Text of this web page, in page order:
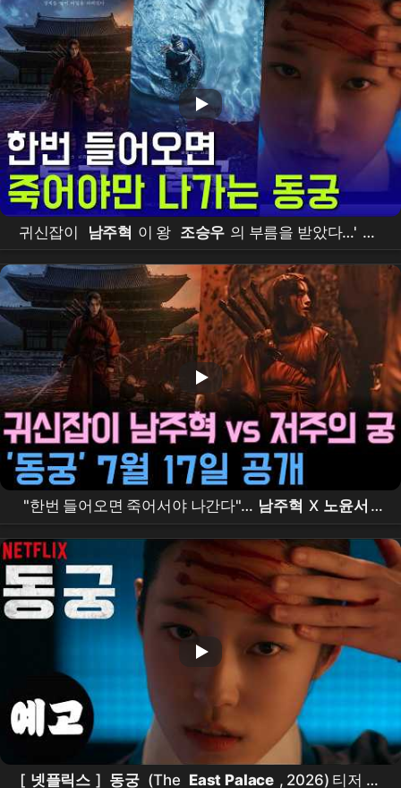
귀신잡이 남주혁 이 왕 조승우 의 부름을 받았다…' 동
궁 ' 저주 파헤치는 다크 판타지 사극
"한번 들어오면 죽어서야 나간다"… 남주혁 X 노윤서 ,
조승우 가 부른 저주의 궁 ' 동궁 '의 정체는?
[ 넷플릭스 ] 동궁 (The East Palace , 2026) 티저 예